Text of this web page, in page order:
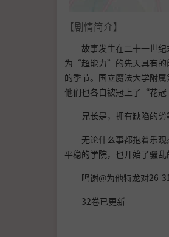
【剧情简介】
故事发生在二十一世
为“超能力”的先天具有的
的季节。国立魔法大学附
他们也各自被冠上了“花
兄长是，拥有缺陷的
无论什么事都抱着乐
平稳的学院，也开始了骚乱
鸣谢@为他特龙对26-
32卷已更新